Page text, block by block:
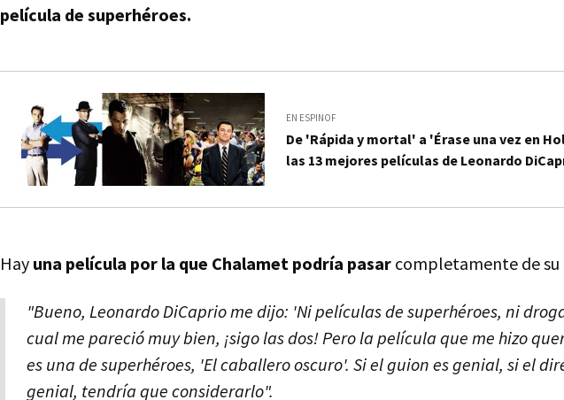
película de superhéroes.
EN ESPINOF
De 'Rápida y mortal' a 'Érase una vez en
las 13 mejores películas de Leonardo
Hay una película por la que Chalamet podría pasar completamente de su
"Bueno, Leonardo DiCaprio me dijo: 'Ni películas de superhéroes, ni
cual me pareció muy bien, ¡sigo las dos! Pero la película que me hizo
es una de superhéroes, 'El caballero oscuro'. Si el guion es genial, si el
genial, tendría que considerarlo".